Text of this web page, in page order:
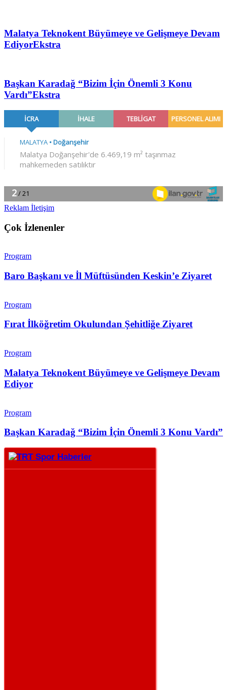
Malatya Teknokent Büyümeye ve Gelişmeye Devam
EdiyorEkstra
Başkan Karadağ “Bizim İçin Önemli 3 Konu
Vardı”Ekstra
Reklam İletişim
Çok İzlenenler
Program
Baro Başkanı ve İl Müftüsünden Keskin’e Ziyaret
Program
Fırat İlköğretim Okulundan Şehitliğe Ziyaret
Program
Malatya Teknokent Büyümeye ve Gelişmeye Devam
Ediyor
Program
Başkan Karadağ “Bizim İçin Önemli 3 Konu Vardı”